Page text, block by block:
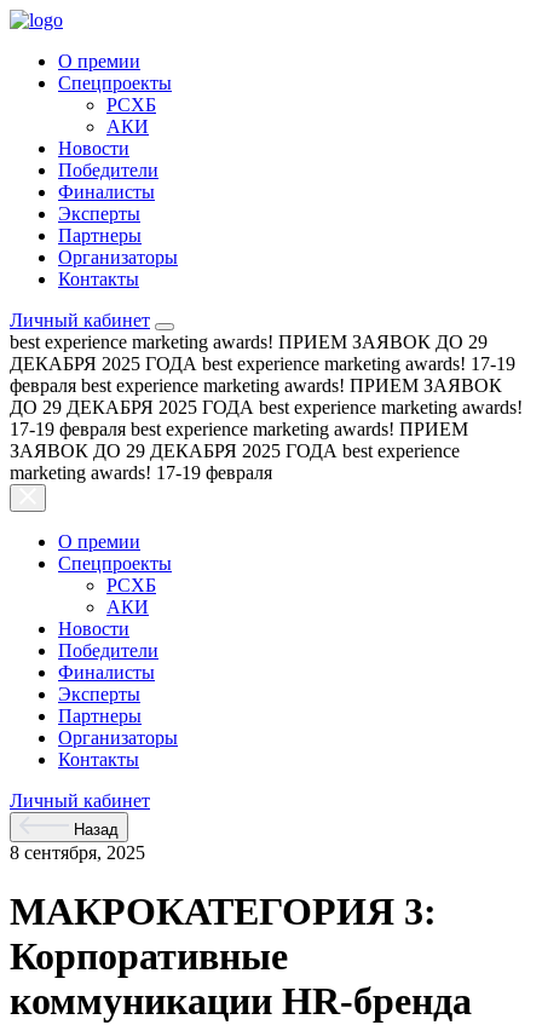
О премии
Спецпроекты
РСХБ
АКИ
Новости
Победители
Финалисты
Эксперты
Партнеры
Организаторы
Контакты
Личный кабинет
best experience marketing awards! ПРИЕМ ЗАЯВОК ДО 29
ДЕКАБРЯ 2025 ГОДА best experience marketing awards! 17-19
февраля best experience marketing awards! ПРИЕМ ЗАЯВОК
ДО 29 ДЕКАБРЯ 2025 ГОДА best experience marketing awards!
17-19 февраля best experience marketing awards! ПРИЕМ
ЗАЯВОК ДО 29 ДЕКАБРЯ 2025 ГОДА best experience
marketing awards! 17-19 февраля
О премии
Спецпроекты
РСХБ
АКИ
Новости
Победители
Финалисты
Эксперты
Партнеры
Организаторы
Контакты
Личный кабинет
Назад
8 сентября, 2025
МАКРОКАТЕГОРИЯ 3:
Корпоративные
коммуникации HR-бренда